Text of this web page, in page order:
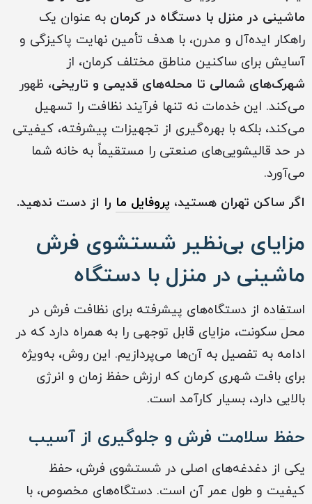
ماشینی در منزل با دستگاه در کرمان به عنوان یک
راهکار ایده‌آل و مدرن، با هدف تأمین نهایت پاکیزگی و
آسایش برای ساکنین مناطق مختلف کرمان، از
شهرک‌های شمالی تا محله‌های قدیمی و تاریخی، ظهور
می‌کند. این خدمات نه تنها فرآیند نظافت را تسهیل
می‌کند، بلکه با بهره‌گیری از تجهیزات پیشرفته، کیفیتی
در حد قالیشویی‌های صنعتی را مستقیماً به خانه شما
می‌آورد.
اگر ساکن تهران هستید، پروفایل ما را از دست ندهید.
مزایای بی‌نظیر شستشوی فرش
ماشینی در منزل با دستگاه
استفاده از دستگاه‌های پیشرفته برای نظافت فرش در
محل سکونت، مزایای قابل توجهی را به همراه دارد که در
ادامه به تفصیل به آن‌ها می‌پردازیم. این روش، به‌ویژه
برای بافت شهری کرمان که ارزش حفظ زمان و انرژی
بالایی دارد، بسیار کارآمد است.
حفظ سلامت فرش و جلوگیری از آسیب
یکی از دغدغه‌های اصلی در شستشوی فرش، حفظ
کیفیت و طول عمر آن است. دستگاه‌های مخصوص، با